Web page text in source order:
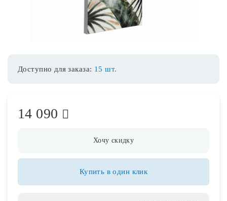
Уличное освещение
Светодиодная лента
Предметы интерьера
Доступно для заказа: 15 шт.
14 090
Хочу скидку
Купить в один клик